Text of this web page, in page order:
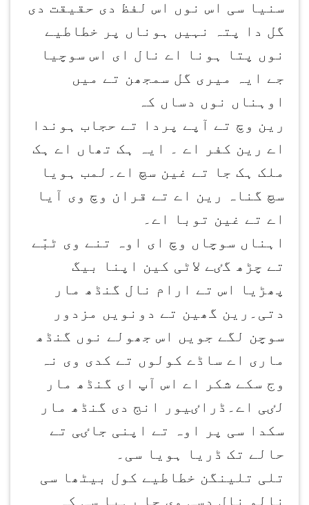
سنیا سی اس نوں اس لفظ دی حقیقت دی
گل دا پتہ نہیں ہوناں پر خطاطیے
نوں پتا ہونا اے نال ای اس سوچیا
جے ایہ میری گل سمجھن تے میں
اوہناں نوں دساں کہ
رین وچ تے آپے پردا تے حجاب ہوندا
اے رین کفر اے ۔ ایہ ہک تھاں اے ہک
ملک ہک جا تے غین سچ اے۔لمب ہویا
سچ گناہ رین اے تے قران وچ وی آیا
اے تے غین توبا اے۔
اہناں سوچاں وچ ای اوہ تنے وی ٹبّے
تے چڑھ گٸے لاٹی کین اپنا بیگ
پھڑیا اس تے ارام نال گنڈھ مار
دتی۔رین گھین تے دونویں مزدور
سوچن لگے جویں اس جھولے نوں گنڈھ
ماری اے ساڈے کولوں تے کدی وی نہ
وج سکے شکر اے اس آپ ای گنڈھ مار
لٸی اے۔ڈراٸیور انج دی گنڈھ مار
سکدا سی پر اوہ تے اپنی جاٸی تے
حالے تک ڈریا ہویا سی۔
تلی تلینگن خطاطیے کول بیٹھا سی
نالو نال دسی وی جا رہیا سی کہ